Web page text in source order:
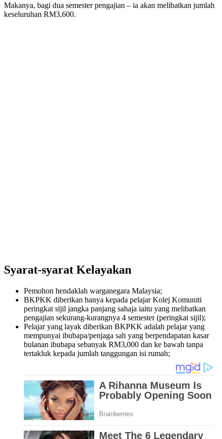
Makanya, bagi dua semester pengajian – ia akan melibatkan jumlah
keseluruhan RM3,600.
Syarat-syarat Kelayakan
Pemohon hendaklah warganegara Malaysia;
BKPKK diberikan hanya kepada pelajar Kolej Komuniti
peringkat sijil jangka panjang sahaja iaitu yang melibatkan
pengajian sekurang-kurangnya 4 semester (peringkat sijil);
Pelajar yang layak diberikan BKPKK adalah pelajar yang
mempunyai ibubapa/penjaga sah yang berpendapatan kasar
bulanan ibubapa sebanyak RM3,000 dan ke bawah tanpa
tertakluk kepada jumlah tanggungan isi rumah;